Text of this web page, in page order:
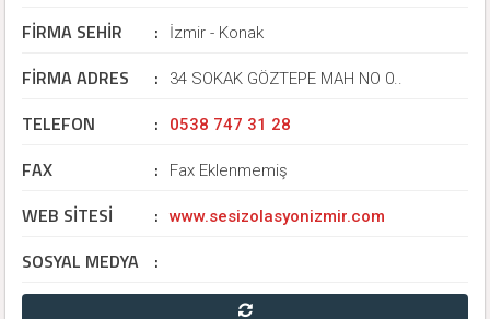
FİRMA SEHİR : İzmir - Konak
FİRMA ADRES : 34 SOKAK GÖZTEPE MAH NO 0..
TELEFON : 0538 747 31 28
FAX : Fax Eklenmemiş
WEB SİTESİ : www.sesizolasyonizmir.com
SOSYAL MEDYA :